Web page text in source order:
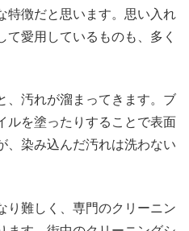
特徴だと思います。思い入れ
愛用しているものも、多く
、汚れが溜まってきます。ブ
ルを塗ったりすることで表面
、染み込んだ汚れは洗わない
り難しく、専門のクリーニン